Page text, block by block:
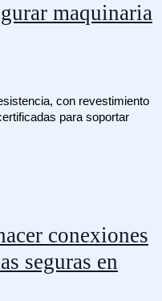
maquinaria
con revestimiento
para soportar
conexiones
seguras en